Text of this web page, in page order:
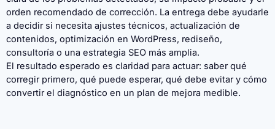
orden recomendado de corrección. La entrega debe ayudarle
a decidir si necesita ajustes técnicos, actualización de
contenidos, optimización en WordPress, rediseño,
consultoría o una estrategia SEO más amplia.
El resultado esperado es claridad para actuar: saber qué
corregir primero, qué puede esperar, qué debe evitar y cómo
convertir el diagnóstico en un plan de mejora medible.